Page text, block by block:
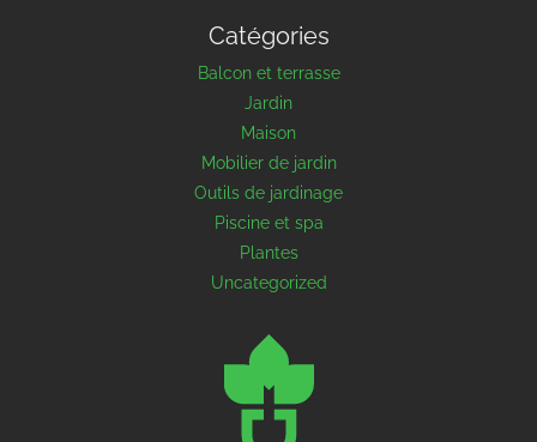
Catégories
Balcon et terrasse
Jardin
Maison
Mobilier de jardin
Outils de jardinage
Piscine et spa
Plantes
Uncategorized